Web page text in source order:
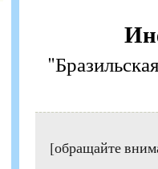
[обращайте